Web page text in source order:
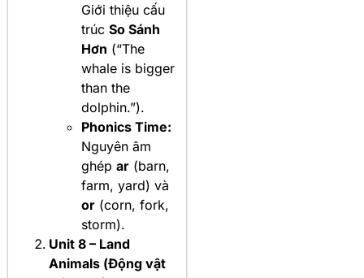
Giới thiệu cấu
trúc So Sánh
Hơn (“The
whale is bigger
than the
dolphin.”).
Phonics Time:
Nguyên âm
ghép ar (barn,
farm, yard) và
or (corn, fork,
storm).
Unit 8 – Land
Animals (Động vật